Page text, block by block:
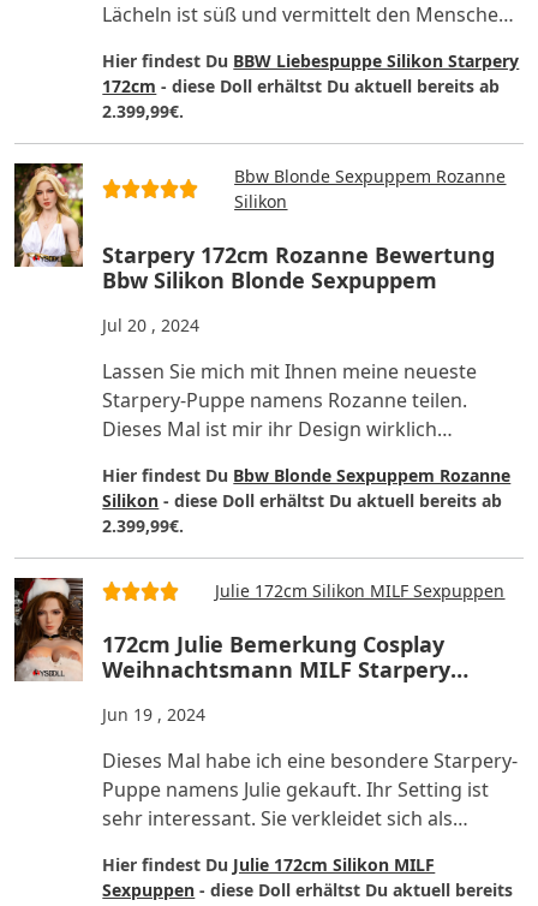
Lächeln ist süß und vermittelt den Menschen
Hier findest Du BBW Liebespuppe Silikon Starpery
172cm - diese Doll erhältst Du aktuell bereits ab
2.399,99€.
Bbw Blonde Sexpuppem Rozanne
Silikon
Starpery 172cm Rozanne Bewertung
Bbw Silikon Blonde Sexpuppem
Jul 20 , 2024
Lassen Sie mich mit Ihnen meine neueste
Starpery-Puppe namens Rozanne teilen.
Dieses Mal ist mir ihr Design wirklich
Hier findest Du Bbw Blonde Sexpuppem Rozanne
Silikon - diese Doll erhältst Du aktuell bereits ab
2.399,99€.
Julie 172cm Silikon MILF Sexpuppen
172cm Julie Bemerkung Cosplay
Weihnachtsmann MILF Starpery
Jun 19 , 2024
Dieses Mal habe ich eine besondere Starpery-
Puppe namens Julie gekauft. Ihr Setting ist
sehr interessant. Sie verkleidet sich als
Hier findest Du Julie 172cm Silikon MILF
Sexpuppen - diese Doll erhältst Du aktuell bereits